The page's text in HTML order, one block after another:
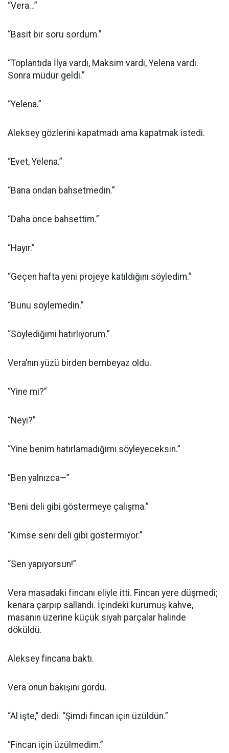
“Vera…”
“Basit bir soru sordum.”
“Toplantıda İlya vardı, Maksim vardı, Yelena vardı.
Sonra müdür geldi.”
“Yelena.”
Aleksey gözlerini kapatmadı ama kapatmak istedi.
“Evet, Yelena.”
“Bana ondan bahsetmedin.”
“Daha önce bahsettim.”
“Hayır.”
“Geçen hafta yeni projeye katıldığını söyledim.”
“Bunu söylemedin.”
“Söylediğimi hatırlıyorum.”
Vera’nın yüzü birden bembeyaz oldu.
“Yine mi?”
“Neyi?”
“Yine benim hatırlamadığımı söyleyeceksin.”
“Ben yalnızca—”
“Beni deli gibi göstermeye çalışma.”
“Kimse seni deli gibi göstermiyor.”
“Sen yapıyorsun!”
Vera masadaki fincanı eliyle itti. Fincan yere düşmedi;
kenara çarpıp sallandı. İçindeki kurumuş kahve,
masanın üzerine küçük siyah parçalar halinde
döküldü.
Aleksey fincana baktı.
Vera onun bakışını gördü.
“Al işte,” dedi. “Şimdi fincan için üzüldün.”
“Fincan için üzülmedim.”